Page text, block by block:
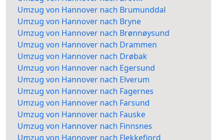
Umzug von Hannover nach Brumunddal
Umzug von Hannover nach Bryne
Umzug von Hannover nach Brønnøysund
Umzug von Hannover nach Drammen
Umzug von Hannover nach Drøbak
Umzug von Hannover nach Egersund
Umzug von Hannover nach Elverum
Umzug von Hannover nach Fagernes
Umzug von Hannover nach Farsund
Umzug von Hannover nach Fauske
Umzug von Hannover nach Finnsnes
Umzug von Hannover nach Flekkefjord